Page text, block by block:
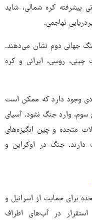
پیشرفته کره شمالی، شاید
تهاجمی.
جهانی دوم نشان می‌دهند.
روسی، ایرانی و کره
وجود دارد که ممکن است
سوم، وارد جنگ نشود. آسیای
متحده و چین انگیزه‌های
دارند. جنگ در اوکراین و
برای حمایت از اسرائیل و
در آب‌های اطراف